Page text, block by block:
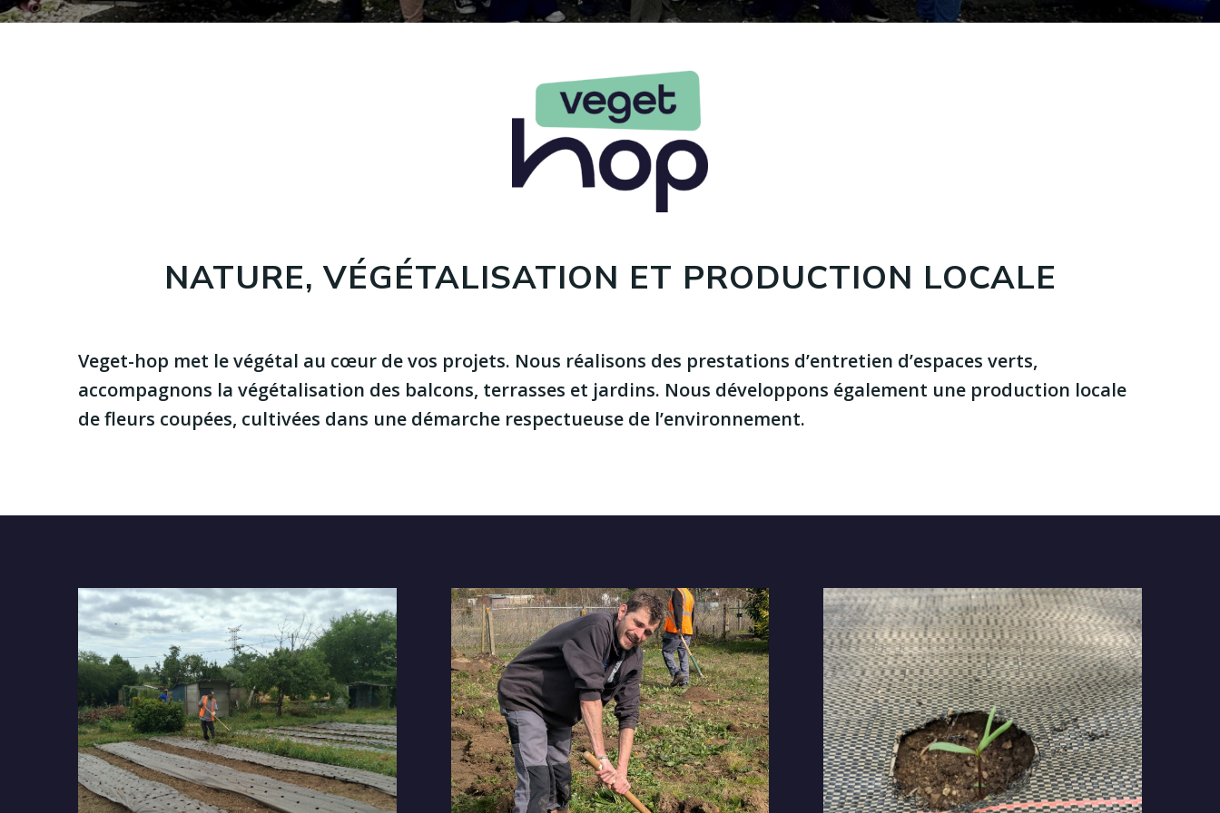
NATURE, VÉGÉTALISATION ET PRODUCTION LOCALE
Veget-hop met le végétal au cœur de vos projets. Nous réalisons des prestations d’entretien d’espaces verts,
accompagnons la végétalisation des balcons, terrasses et jardins. Nous développons également une production locale
de fleurs coupées, cultivées dans une démarche respectueuse de l’environnement.